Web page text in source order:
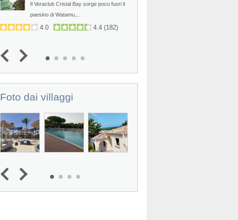
Il Veraclub Cristal Bay sorge poco fuori il
paesino di Watamu,...
4.0 4.4 (182)
Foto dai villaggi